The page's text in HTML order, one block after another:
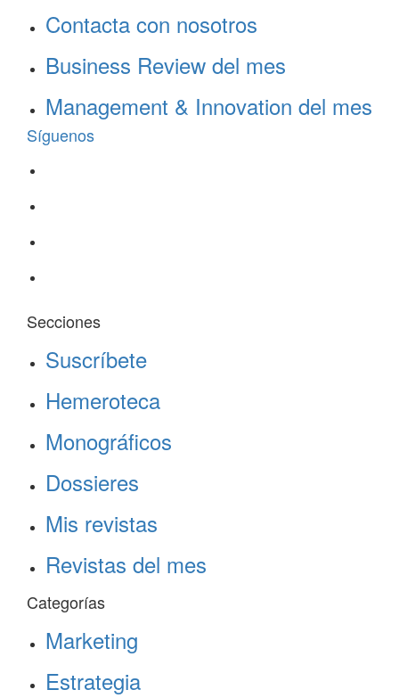
Contacta con nosotros
Business Review del mes
Management & Innovation del mes
Síguenos
Secciones
Suscríbete
Hemeroteca
Monográficos
Dossieres
Mis revistas
Revistas del mes
Categorías
Marketing
Estrategia